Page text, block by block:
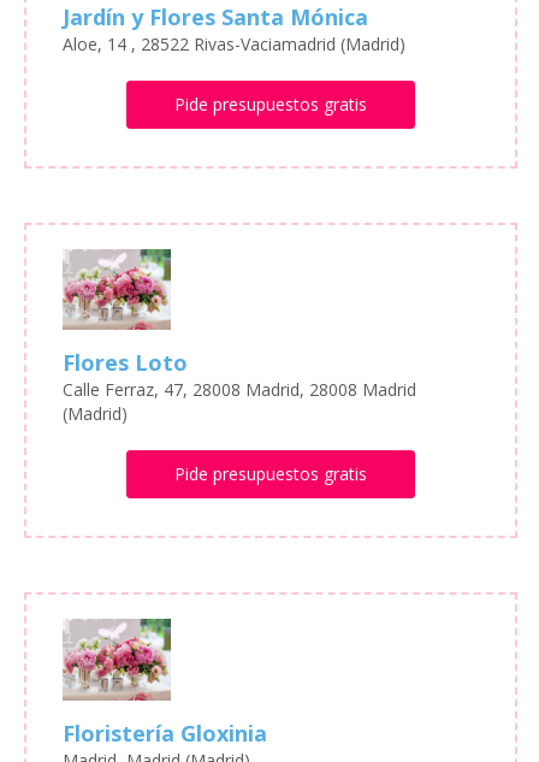
Jardín y Flores Santa Mónica
Aloe, 14 , 28522 Rivas-Vaciamadrid (Madrid)
Pide presupuestos gratis
Flores Loto
Calle Ferraz, 47, 28008 Madrid, 28008 Madrid
(Madrid)
Pide presupuestos gratis
Floristería Gloxinia